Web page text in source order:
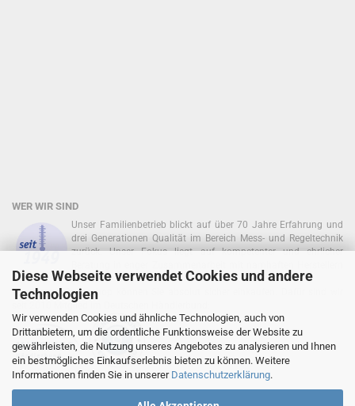
Diese Webseite verwendet Cookies und andere
Technologien
Wir verwenden Cookies und ähnliche Technologien, auch von
Drittanbietern, um die ordentliche Funktionsweise der Website zu
gewährleisten, die Nutzung unseres Angebotes zu analysieren und Ihnen
ein bestmögliches Einkaufserlebnis bieten zu können. Weitere
Informationen finden Sie in unserer Datenschutzerklärung.
WER WIR SIND
Unser Familienbetrieb blickt auf über 70 Jahre Erfahrung und
drei Generationen Qualität im Bereich Mess- und Regeltechnik
zurück. Unser Fokus liegt auf kompetenter und ehrlicher
zurück!
In unserem Onlineshop können Sie absolut sicher einkaufen. Dafür sind wir
seit 2010 Mitglied im Deutschen Händlerbund: